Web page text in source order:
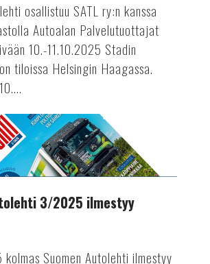
osallistuu SATL ry:n kanssa
Autoalan Palvelutuottajat
10.-11.10.2025 Stadin
tiloissa Helsingin Haagassa.
AUTOTEKNIIKKA
3/2025 ilmestyy
Suomen Autolehti ilmestyy